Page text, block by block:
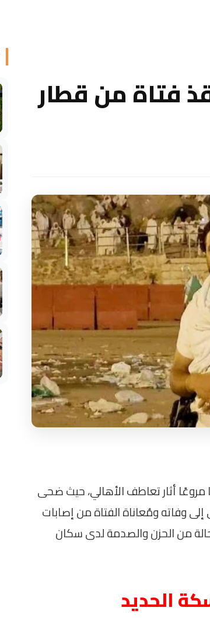
فتاة من قطار
أثار تعاطف الأهالي، حيث ضحى
وفاته ومُعاناة الفتاة من إصابات
من الحزن والصدمة لدى سكان
الحديد